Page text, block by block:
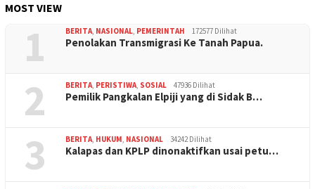
MOST VIEW
1 BERITA, NASIONAL, PEMERINTAH 172577 Dilihat
Penolakan Transmigrasi Ke Tanah Papua.
2 BERITA, PERISTIWA, SOSIAL 47936 Dilihat
Pemilik Pangkalan Elpiji yang di Sidak B…
3 BERITA, HUKUM, NASIONAL 34242 Dilihat
Kalapas dan KPLP dinonaktifkan usai petu…